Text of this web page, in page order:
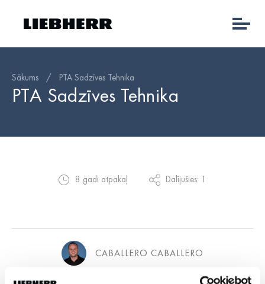
Sākums / PTA Sadzīves Tehnika
PTA Sadzīves Tehnika
8 gadi atpakaļ Dalījušies: 1
CABALLERO CABALLERO